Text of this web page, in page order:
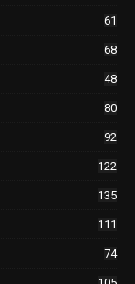
61
68
48
80
92
122
135
111
74